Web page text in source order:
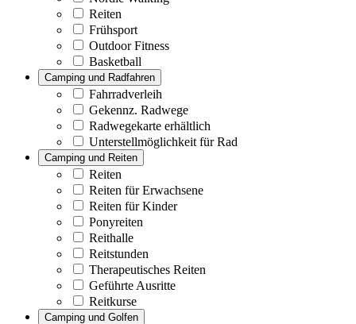
Reiten
Frühsport
Outdoor Fitness
Basketball
Camping und Radfahren
Fahrradverleih
Gekennz. Radwege
Radwegekarte erhältlich
Unterstellmöglichkeit für Rad
Camping und Reiten
Reiten
Reiten für Erwachsene
Reiten für Kinder
Ponyreiten
Reithalle
Reitstunden
Therapeutisches Reiten
Geführte Ausritte
Reitkurse
Camping und Golfen